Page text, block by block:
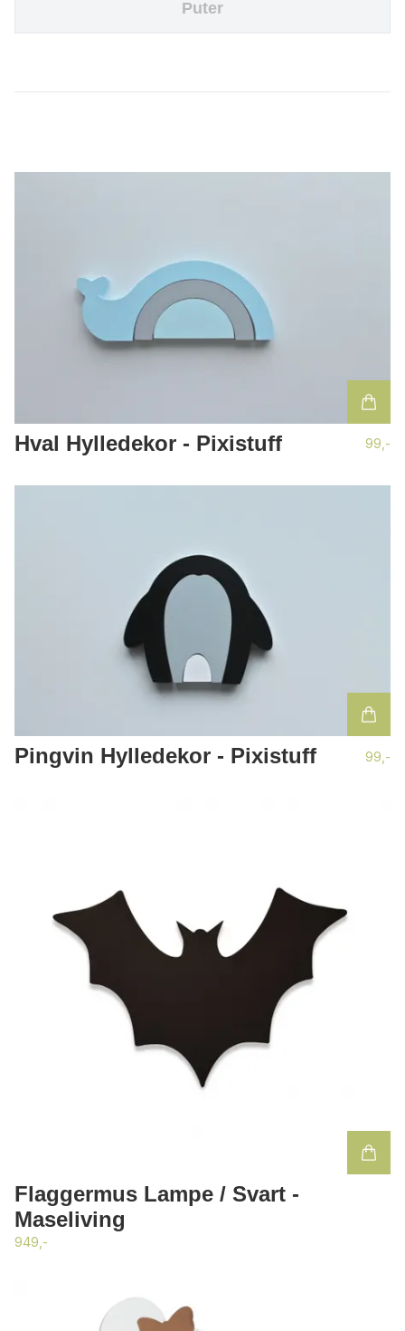
Puter
Hval Hylledekor - Pixistuff 99,-
Pingvin Hylledekor - Pixistuff 99,-
Flaggermus Lampe / Svart -
Maseliving
949,-